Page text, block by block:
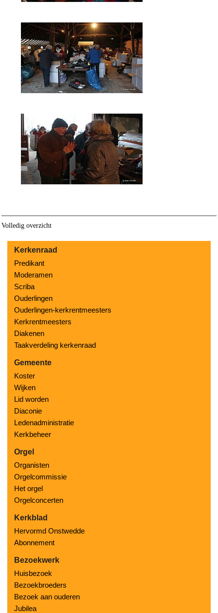
Volledig overzicht
Kerkenraad
Predikant
Moderamen
Scriba
Ouderlingen
Ouderlingen-kerkrentmeesters
Kerkrentmeesters
Diakenen
Taakverdeling kerkenraad
Gemeente
Koster
Wijken
Lid worden
Diaconie
Ledenadministratie
Kerkbeheer
Orgel
Organisten
Orgelcommissie
Het orgel
Orgelconcerten
Kerkblad
Hervormd Onstwedde
Abonnement
Bezoekwerk
Huisbezoek
Bezoekbroeders
Bezoek aan ouderen
Jubilea